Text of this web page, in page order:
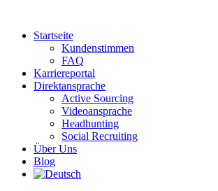
springenStartseite
Kundenstimmen
FAQ
Karriereportal
Direktansprache
Active Sourcing
Videoansprache
Headhunting
Social Recruiting
Über Uns
Blog